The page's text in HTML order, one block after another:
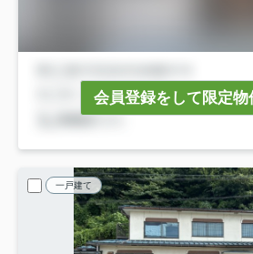
会員登録をして限定物
一戸建て